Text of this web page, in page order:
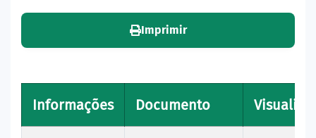
Imprimir
Informações Documento Visualizar